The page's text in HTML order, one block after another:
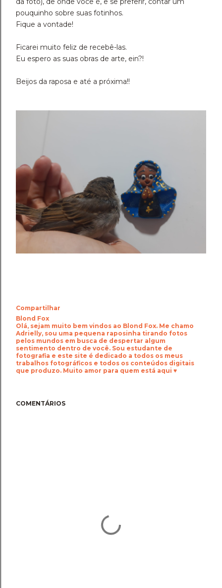
pouquinho sobre suas fotinhos.
Fique a vontade!
Ficarei muito feliz de recebê-las.
Eu espero as suas obras de arte, ein?!
Beijos da raposa e até a próxima!!
Compartilhar
Blond Fox
Olá, sejam muito bem vindos ao Blond Fox. Me chamo
Adrielly, sou uma pequena raposinha tirando fotos
pelos mundos em busca de despertar algum
sentimento dentro de você. Sou estudante de
fotografia e este site é dedicado a todos os meus
trabalhos fotográficos e todos os conteúdos digitais
que produzo. Muito amor para quem está aqui ♥
COMENTÁRIOS